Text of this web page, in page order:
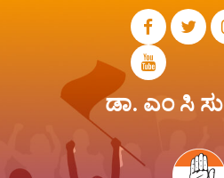
ಡಾ. ಎಂ ಸಿ